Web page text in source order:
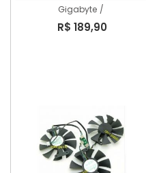
N960OC
Gigabyte /
R$ 189,90